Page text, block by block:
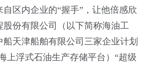
区内企业的“握手”，让他倍感欣
股份有限公司（以下简称海油工
天津船舶有限公司三家企业计划
上浮式石油生产存储平台）“超级